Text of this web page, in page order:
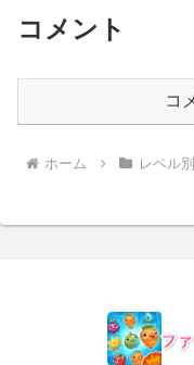
コメント
コ
ホーム レベル